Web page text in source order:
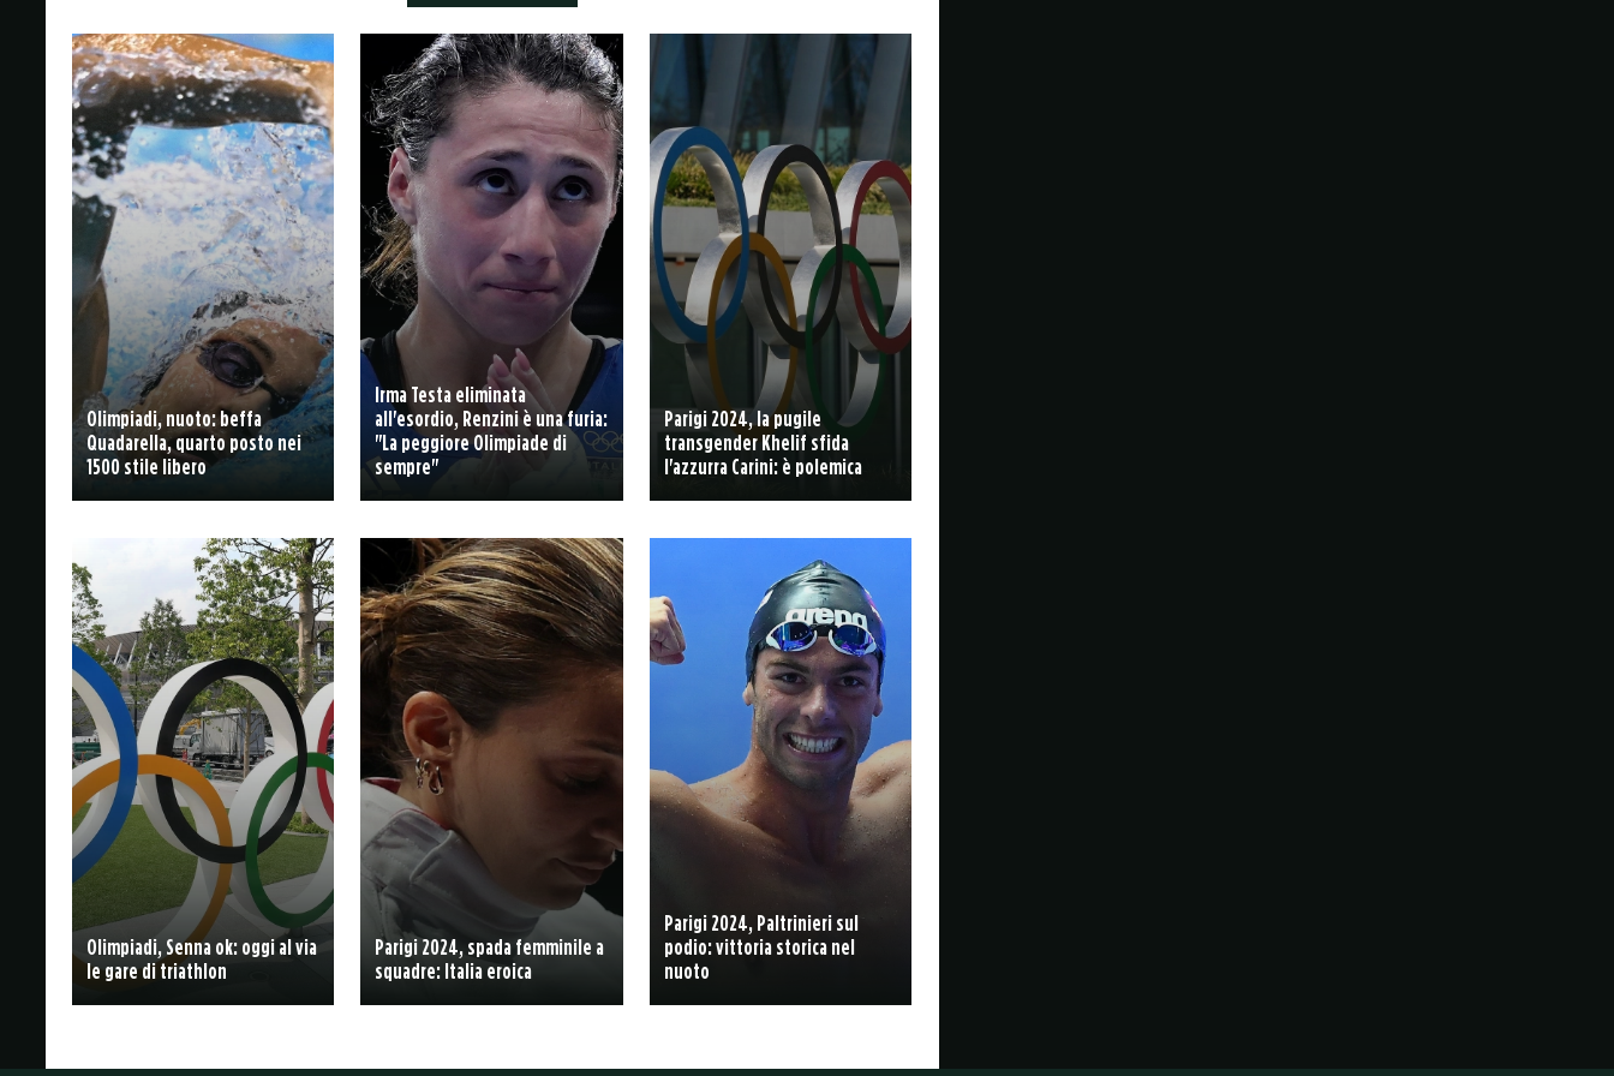
Olimpiadi, nuoto: beffa
Quadarella, quarto posto nei
1500 stile libero
Irma Testa eliminata
all'esordio, Renzini è una furia:
"La peggiore Olimpiade di
sempre"
Parigi 2024, la pugile
transgender Khelif sfida
l'azzurra Carini: è polemica
Olimpiadi, Senna ok: oggi al via
le gare di triathlon
Parigi 2024, spada femminile a
squadre: Italia eroica
Parigi 2024, Paltrinieri sul
podio: vittoria storica nel
nuoto